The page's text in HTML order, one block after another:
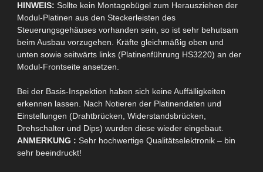
HINWEIS: Sollte kein Montagebügel zum Herausziehen der
Modul-Platinen aus den Steckerleisten des
Steuerungsgehäuses vorhanden sein, so ist sehr behutsam
beim Ausbau vorzugehen. Kräfte gleichmäßig oben und
unten sowieseitwärts links (Platinenführung HS3220) an der
Modul-Frontseite ansetzen.
Bei der Basis-Inspektion haben sich keine Auffälligkeiten
erkennen lassen. Nach Notieren der Platinendaten und
Einstellungen (Drahtbrücken, Widerstandsbrücken,
Drehschalter und Dips) wurden diese wieder eingebaut.
ANMERKUNG : Sehr hochwertige Qualitätselektronik – bin
sehr beeindruckt!